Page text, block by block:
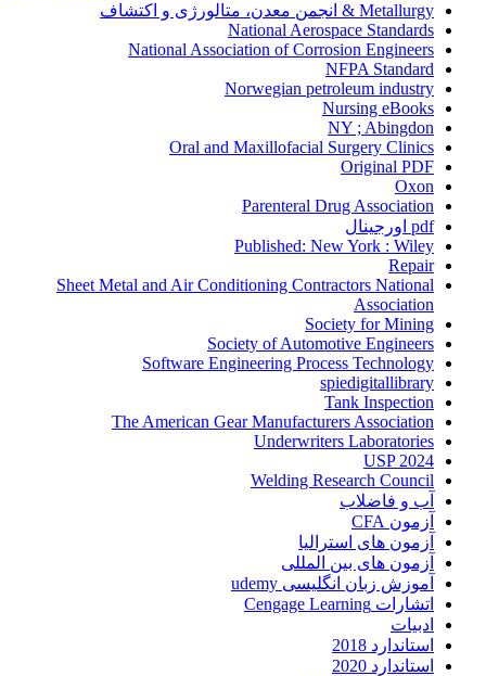
Metallurgy & انجمن معدن، متالورژی و اکتشاف
National Aerospace Standards
National Association of Corrosion Engineers
NFPA Standard
Norwegian petroleum industry
Nursing eBooks
NY ; Abingdon
Oral and Maxillofacial Surgery Clinics
Original PDF
Oxon
Parenteral Drug Association
pdf اورجینال
Published: New York : Wiley
Repair
Sheet Metal and Air Conditioning Contractors National
Association
Society for Mining
Society of Automotive Engineers
Software Engineering Process Technology
spiedigitallibrary
Tank Inspection
The American Gear Manufacturers Association
Underwriters Laboratories
USP 2024
Welding Research Council
آب و فاضلاب
آزمون CFA
آزمون های استرالیا
آزمون های بین المللی
آموزش زبان انگلیسی udemy
اتشارات Cengage Learning
ادبیات
استاندارد 2018
استاندارد 2020